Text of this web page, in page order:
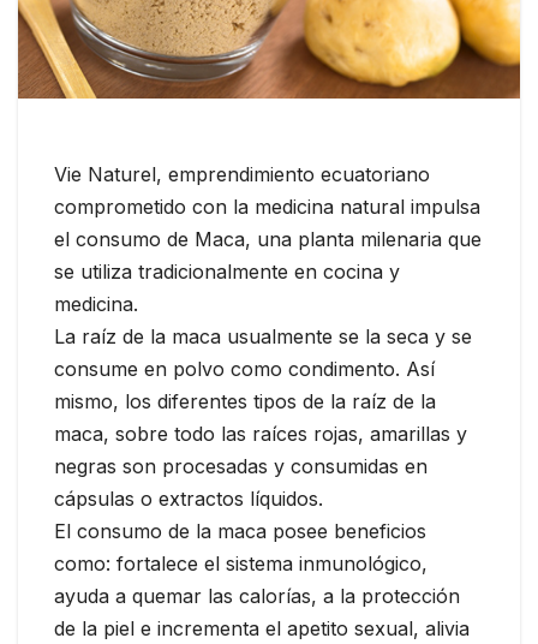
Vie Naturel, emprendimiento ecuatoriano
comprometido con la medicina natural impulsa
el consumo de Maca, una planta milenaria que
se utiliza tradicionalmente en cocina y
medicina.
La raíz de la maca usualmente se la seca y se
consume en polvo como condimento. Así
mismo, los diferentes tipos de la raíz de la
maca, sobre todo las raíces rojas, amarillas y
negras son procesadas y consumidas en
cápsulas o extractos líquidos.
El consumo de la maca posee beneficios
como: fortalece el sistema inmunológico,
ayuda a quemar las calorías, a la protección
de la piel e incrementa el apetito sexual, alivia